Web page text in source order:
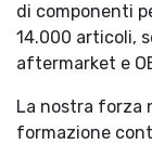
di componenti
14.000 articoli,
aftermarket e
La nostra forza
formazione